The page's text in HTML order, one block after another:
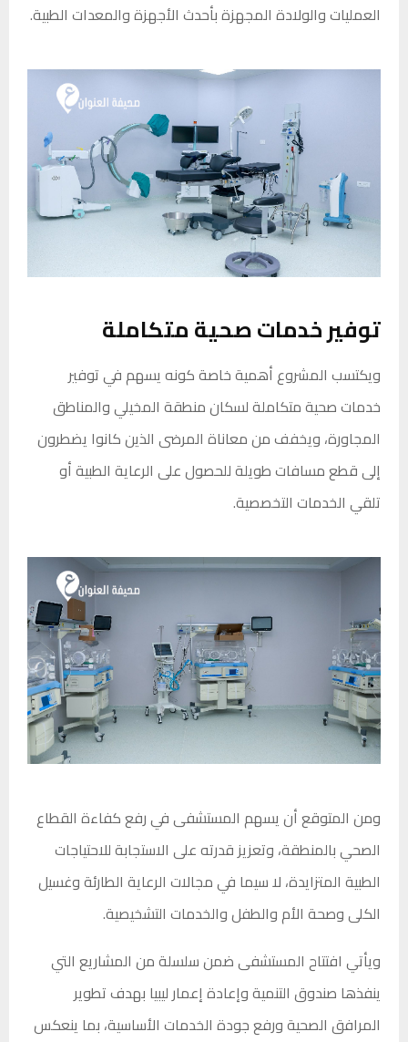
العمليات والولادة المجهزة بأحدث الأجهزة والمعدات الطبية.
توفير خدمات صحية متكاملة
ويكتسب المشروع أهمية خاصة كونه يسهم في توفير
خدمات صحية متكاملة لسكان منطقة المخيلي والمناطق
المجاورة، ويخفف من معاناة المرضى الذين كانوا يضطرون
إلى قطع مسافات طويلة للحصول على الرعاية الطبية أو
تلقي الخدمات التخصصية.
ومن المتوقع أن يسهم المستشفى في رفع كفاءة القطاع
الصحي بالمنطقة، وتعزيز قدرته على الاستجابة للاحتياجات
الطبية المتزايدة، لا سيما في مجالات الرعاية الطارئة وغسيل
الكلى وصحة الأم والطفل والخدمات التشخيصية.
ويأتي افتتاح المستشفى ضمن سلسلة من المشاريع التي
ينفذها صندوق التنمية وإعادة إعمار ليبيا بهدف تطوير
المرافق الصحية ورفع جودة الخدمات الأساسية، بما ينعكس